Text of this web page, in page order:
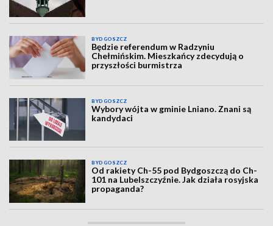
BYDGOSZCZ
Będzie referendum w Radzyniu
Chełmińskim. Mieszkańcy zdecydują o
przyszłości burmistrza
BYDGOSZCZ
Wybory wójta w gminie Lniano. Znani są
kandydaci
BYDGOSZCZ
Od rakiety Ch-55 pod Bydgoszczą do Ch-
101 na Lubelszczyźnie. Jak działa rosyjska
propaganda?